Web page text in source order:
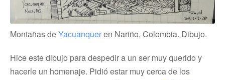
Montañas deYacuanqueren Nariño, Colombia. Dibujo.
Hice este dibujo para despedir a un ser muy querido y
hacerle un homenaje. Pidió estar muy cerca de los